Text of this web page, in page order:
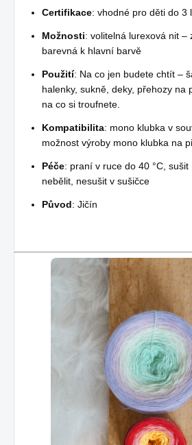
Certifikace: vhodné pro děti do 3
Možnosti: volitelná lurexová nit –
barevná k hlavní barvě
Použití: Na co jen budete chtít –
halenky, sukně, deky, přehozy na
na co si troufnete.
Kompatibilita: mono klubka v
možnost výroby mono klubka na
Péče: praní v ruce do 40 °C,
nebělit, nesušit v sušičce
Původ: Jičín